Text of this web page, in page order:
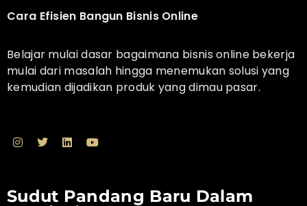
Cara Efisien Bangun Bisnis Online
Belajar mulai dasar bagaimana bisnis online bekerja
mulai dari masalah hingga menemukan solusi yang
kemudian dijadikan produk yang dimau pasar.
Sudut Pandang Baru Dalam